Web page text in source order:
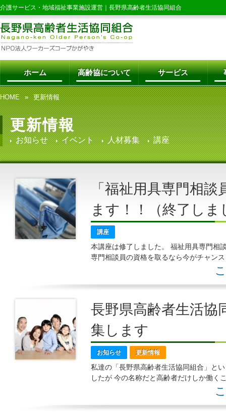
介護サービス・地域福祉事業施設運営｜ 長野県高齢者生活協同組合
ホーム 高齢協について サービス
HOME 更新情報
更新情報
お知らせ イベント 人材募集 講座
「福祉用具専門相
ます！！（終了しま
講座
本講座は修了しました。 福祉用具専門相
専門相談員の資格を取るなら今がチャン
談員講座を開講します。資格取得を希望
長野県高齢者生活協
集します
お知らせ 更新情報
私達の「長野県高齢者生活協同組合」と
したが 今の名称だと高齢者だけしか働く
な活動をしているか名前から想像が難しい